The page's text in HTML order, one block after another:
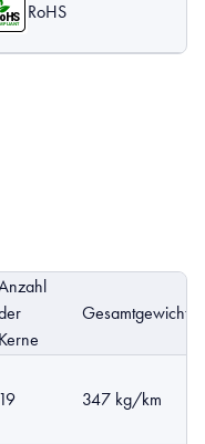
RoHS
Kerne
Gesamtgewicht
19 347 kg/km